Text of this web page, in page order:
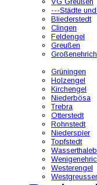
---Städte
Bliederstedt
Clingen
Feldengel
Greußen
Großenehrich
Grüningen
Holzengel
Kirchengel
Niederbösa
Trebra
Otterstedt
Rohnstedt
Niederspier
Topfstedt
Westerengel